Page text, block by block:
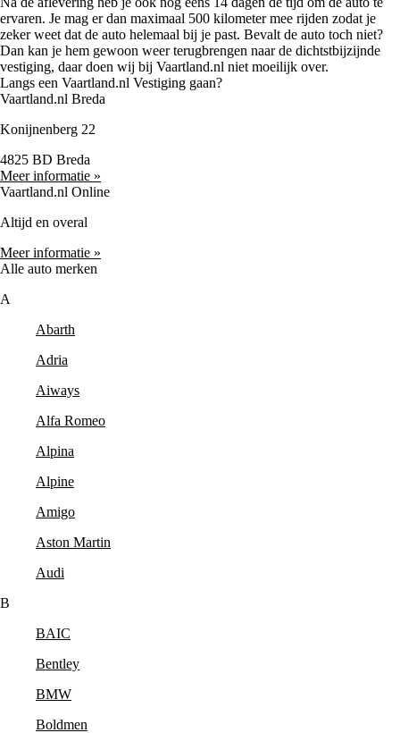
ervaren. Je mag er dan maximaal 500 kilometer mee rijden zodat je
zeker weet dat de auto helemaal bij je past. Bevalt de auto toch niet?
Dan kan je hem gewoon weer terugbrengen naar de dichtstbijzijnde
vestiging, daar doen wij bij Vaartland.nl niet moeilijk over.
Langs een Vaartland.nl Vestiging gaan?
Vaartland.nl Breda
Konijnenberg 22
4825 BD Breda
Meer informatie »
Vaartland.nl Online
Altijd en overal
Meer informatie »
Alle auto merken
A
Abarth
Adria
Aiways
Alfa Romeo
Alpina
Alpine
Amigo
Aston Martin
Audi
B
BAIC
Bentley
BMW
Boldmen